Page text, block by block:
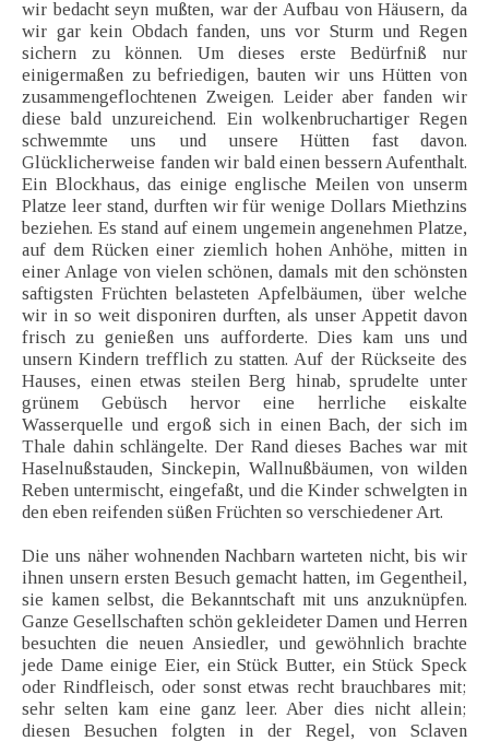
wir bedacht seyn mußten, war der Aufbau von Häusern, da
wir gar kein Obdach fanden, uns vor Sturm und Regen
sichern zu können. Um dieses erste Bedürfniß nur
einigermaßen zu befriedigen, bauten wir uns Hütten von
zusammengeflochtenen Zweigen. Leider aber fanden wir
diese bald unzureichend. Ein wolkenbruchartiger Regen
schwemmte uns und unsere Hütten fast davon.
Glücklicherweise fanden wir bald einen bessern Aufenthalt.
Ein Blockhaus, das einige englische Meilen von unserm
Platze leer stand, durften wir für wenige Dollars Miethzins
beziehen. Es stand auf einem ungemein angenehmen Platze,
auf dem Rücken einer ziemlich hohen Anhöhe, mitten in
einer Anlage von vielen schönen, damals mit den schönsten
saftigsten Früchten belasteten Apfelbäumen, über welche
wir in so weit disponiren durften, als unser Appetit davon
frisch zu genießen uns aufforderte. Dies kam uns und
unsern Kindern trefflich zu statten. Auf der Rückseite des
Hauses, einen etwas steilen Berg hinab, sprudelte unter
grünem Gebüsch hervor eine herrliche eiskalte
Wasserquelle und ergoß sich in einen Bach, der sich im
Thale dahin schlängelte. Der Rand dieses Baches war mit
Haselnußstauden, Sinckepin, Wallnußbäumen, von wilden
Reben untermischt, eingefaßt, und die Kinder schwelgten in
den eben reifenden süßen Früchten so verschiedener Art.
Die uns näher wohnenden Nachbarn warteten nicht, bis wir
ihnen unsern ersten Besuch gemacht hatten, im Gegentheil,
sie kamen selbst, die Bekanntschaft mit uns anzuknüpfen.
Ganze Gesellschaften schön gekleideter Damen und Herren
besuchten die neuen Ansiedler, und gewöhnlich brachte
jede Dame einige Eier, ein Stück Butter, ein Stück Speck
oder Rindfleisch, oder sonst etwas recht brauchbares mit;
sehr selten kam eine ganz leer. Aber dies nicht allein;
diesen Besuchen folgten in der Regel, von Sclaven